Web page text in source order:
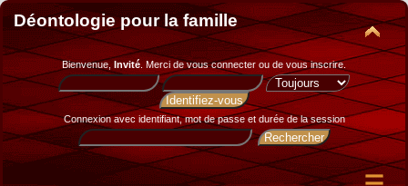
Déontologie pour la famille
Bienvenue, Invité. Merci devous connecter ou de vous inscrire.
Connexion avec identifiant, mot de passe et durée de la session